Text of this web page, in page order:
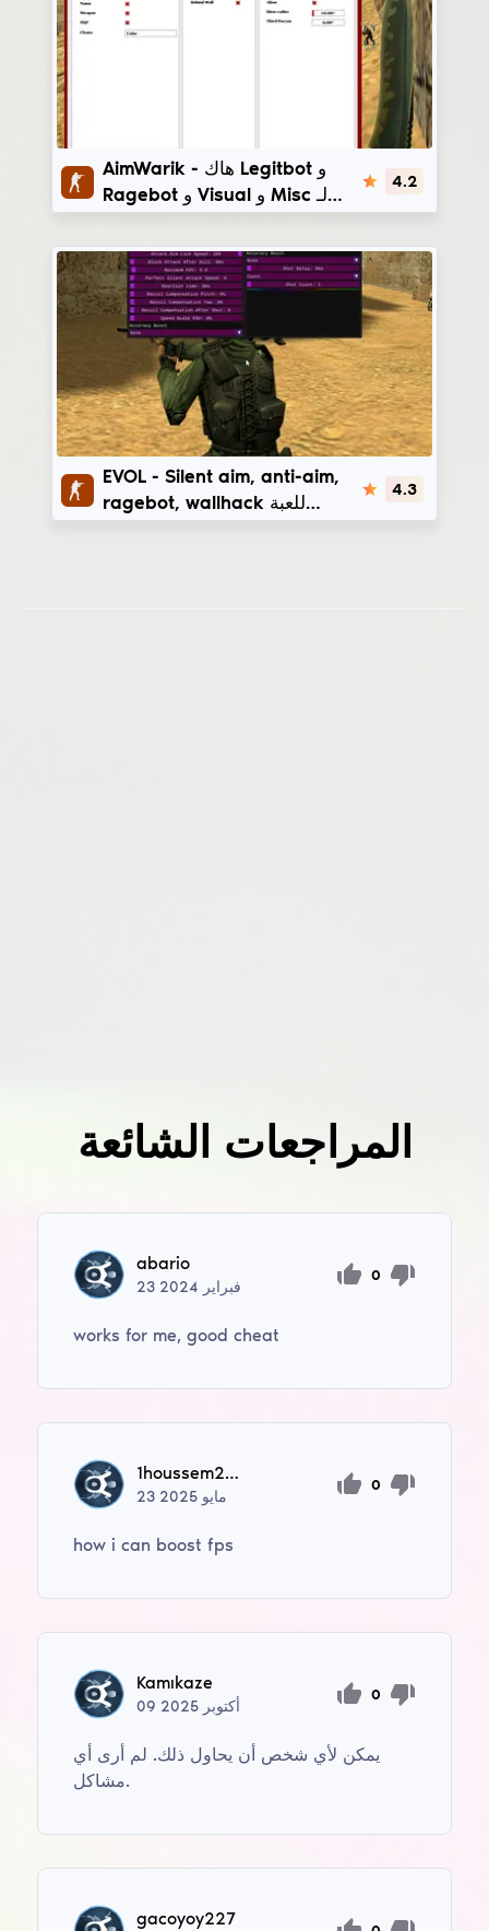
AimWarik
AimWarik - هاك Legitbot و
Ragebot و Visual و Misc لـ
4.2
EVOL
EVOL - Silent aim, anti-aim,
ragebot, wallhack للعبة
4.3
المراجعات الشائعة
abario
23 فبراير
0
works for me, good cheat
1houssem2009
23 مايو
0
how i can boost fps
Kamıkaze
09 أكتوبر
0
يمكن لأي شخص أن يحاول ذلك. لم أرى أي
مشاكل.
gacoyoy227